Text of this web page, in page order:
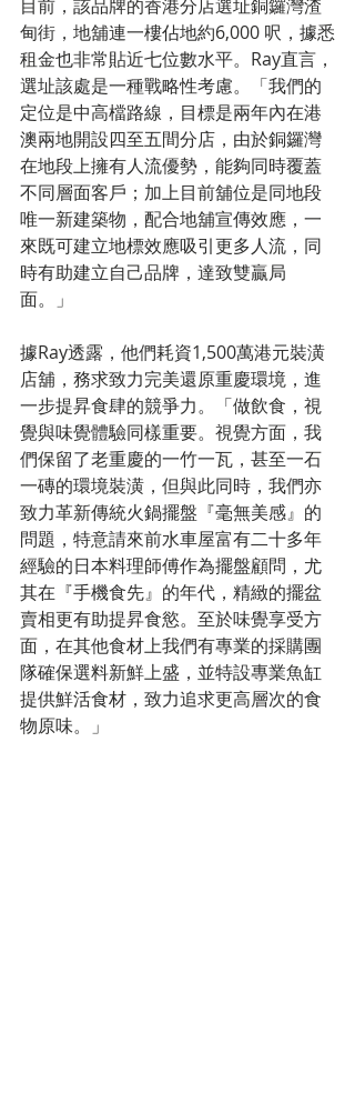
目前，該品牌的香港分店選址銅鑼灣渣
甸街，地舖連一樓佔地約6,000 呎，據悉
租金也非常貼近七位數水平。Ray直言，
選址該處是一種戰略性考慮。「我們的
定位是中高檔路線，目標是兩年內在港
澳兩地開設四至五間分店，由於銅鑼灣
在地段上擁有人流優勢，能夠同時覆蓋
不同層面客戶；加上目前舖位是同地段
唯一新建築物，配合地舖宣傳效應，一
來既可建立地標效應吸引更多人流，同
時有助建立自己品牌，達致雙贏局
面。」
據Ray透露，他們耗資1,500萬港元裝潢
店舖，務求致力完美還原重慶環境，進
一步提昇食肆的競爭力。「做飲食，視
覺與味覺體驗同樣重要。視覺方面，我
們保留了老重慶的一竹一瓦，甚至一石
一磚的環境裝潢，但與此同時，我們亦
致力革新傳統火鍋擺盤『毫無美感』的
問題，特意請來前水車屋富有二十多年
經驗的日本料理師傅作為擺盤顧問，尤
其在『手機食先』的年代，精緻的擺盆
賣相更有助提昇食慾。至於味覺享受方
面，在其他食材上我們有專業的採購團
隊確保選料新鮮上盛，並特設專業魚缸
提供鮮活食材，致力追求更高層次的食
物原味。」